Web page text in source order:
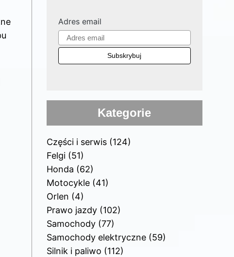
Adres email
Kategorie
Części i serwis(124)
Felgi(51)
Honda (62)
Motocykle(41)
Orlen (4)
Prawo jazdy(102)
Samochody(77)
Samochody elektryczne(59)
Silnik i paliwo (112)